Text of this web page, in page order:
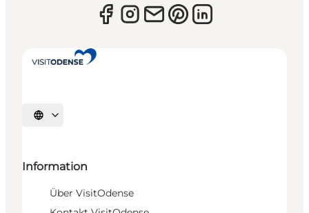
Sprache auswählen
Information
Über VisitOdense